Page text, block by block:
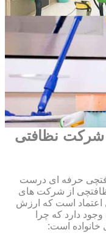
شرکت نظافتی
حرفه ای درست
از شرکت های
اعتماد است که ارزش
وجود دارد که چرا
خانواده است: